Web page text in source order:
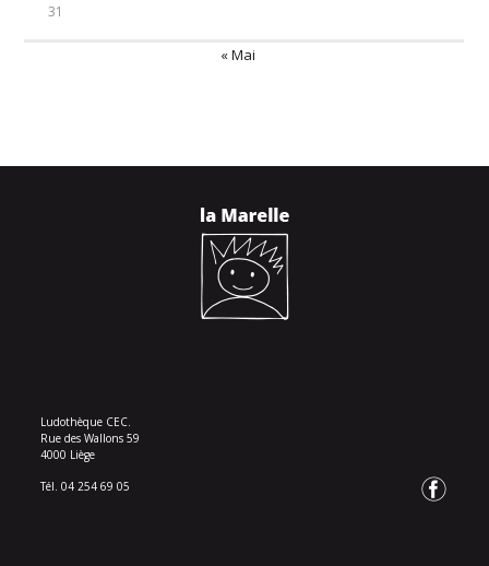
31
« Mai
Ludothèque CEC.
Rue des Wallons 59
4000 Liège
Tél. 04 254 69 05